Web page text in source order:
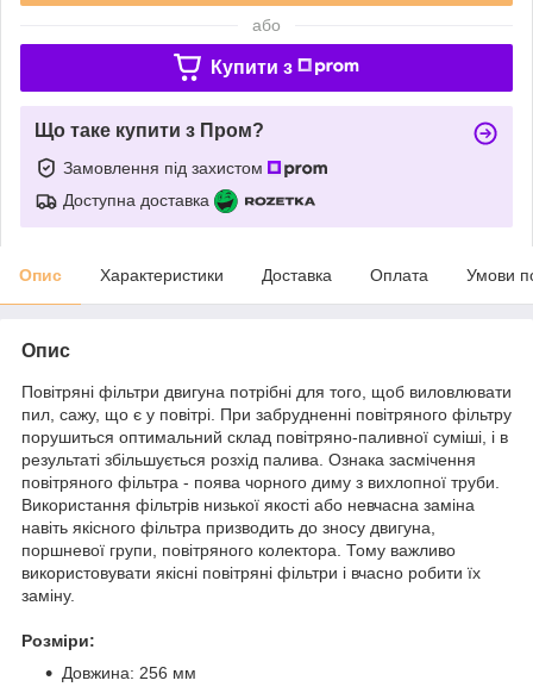
або
Купити з
Що таке купити з Пром?
Замовлення під захистом
Доступна доставка
Опис Характеристики Доставка Оплата Умови
Опис
Повітряні фільтри двигуна потрібні для того, щоб виловлювати
пил, сажу, що є у повітрі. При забрудненні повітряного фільтру
порушиться оптимальний склад повітряно-паливної суміші, і в
результаті збільшується розхід палива. Ознака засмічення
повітряного фільтра - поява чорного диму з вихлопної труби.
Використання фільтрів низької якості або невчасна заміна
навіть якісного фільтра призводить до зносу двигуна,
поршневої групи, повітряного колектора. Тому важливо
використовувати якісні повітряні фільтри і вчасно робити їх
заміну.
Розміри:
Довжина: 256 мм